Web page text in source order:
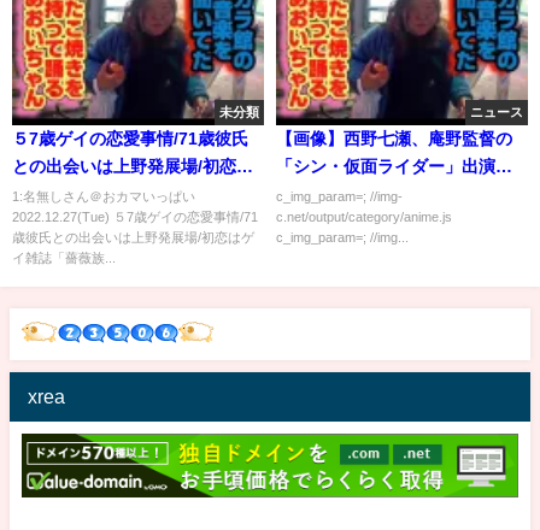
未分類
５7歳ゲイの恋愛事情/71歳彼氏
との出会いは上野発展場/初恋は
ゲイ雑誌「薔薇族」の文通欄
で…
1:名無しさん＠おカマいっぱい
2022.12.27(Tue) ５7歳ゲイの恋愛事情/71
歳彼氏との出会いは上野発展場/初恋はゲ
イ雑誌「薔薇族...
ニュース
【画像】西野七瀬、庵野監督の
「シン・仮面ライダー」出演決
定で坂道グループ史上最も成功
した女優になる
c_img_param=; //img-
c.net/output/category/anime.js
c_img_param=; //img...
xrea